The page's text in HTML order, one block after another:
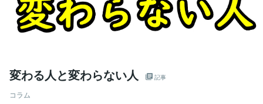
変わる人と変わらない人 記事
コラム